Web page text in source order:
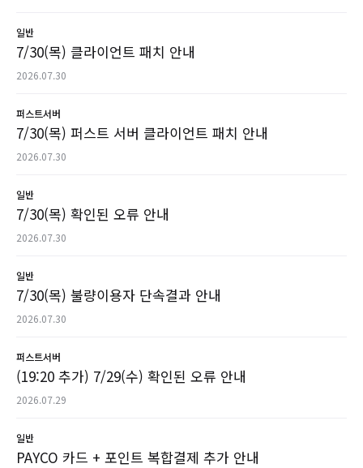
일반
7/30(목) 클라이언트 패치 안내
2026.07.30
퍼스트서버
7/30(목) 퍼스트 서버 클라이언트 패치 안내
2026.07.30
일반
7/30(목) 확인된 오류 안내
2026.07.30
일반
7/30(목) 불량이용자 단속결과 안내
2026.07.30
퍼스트서버
(19:20 추가) 7/29(수) 확인된 오류 안내
2026.07.29
일반
PAYCO 카드 + 포인트 복합결제 추가 안내